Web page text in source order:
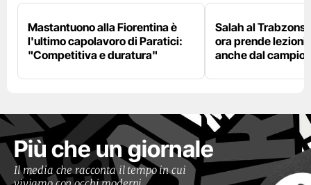
Mastantuono alla Fiorentina è
l'ultimo capolavoro di Paratici:
"Competitiva e duratura"
Salah al
ora prende lezioni
anche dal
Più che un giornale
Il media che racconta il tempo in cui